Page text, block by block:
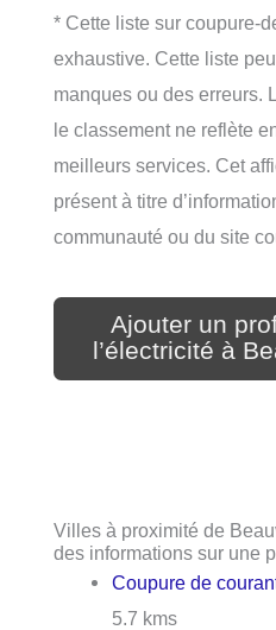
* Cette liste sur coupure-
exhaustive. Cette liste
manques ou des erreurs.
le classement ne reflète
meilleurs services. Cet
présent à titre
communauté ou du site
Ajouter un
l’électricité à
Villes à proximité de
des informations sur une
Coupure de
5.7 kms